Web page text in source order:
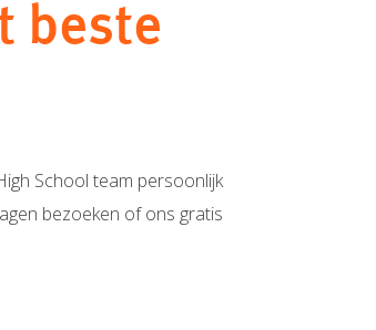
beste
School team persoonlijk
bezoeken of ons gratis